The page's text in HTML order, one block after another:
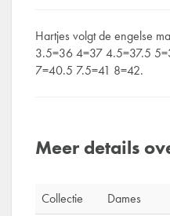
Hartjes volgt de engelse
3.5=36 4=37 4.5=37.5
7=40.5 7.5=41 8=42.
Meer details
Collectie
Dames